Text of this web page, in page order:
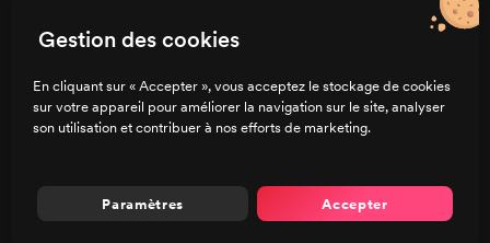
Charte de confidentialité
CGU/CGV
Préférences de cookies
Gestion des cookies
En cliquant sur « Accepter », vous acceptez le stockage de cookies
sur votre appareil pour améliorer la navigation sur le site, analyser
son utilisation et contribuer à nos efforts de marketing.
Accepter
Paramètres